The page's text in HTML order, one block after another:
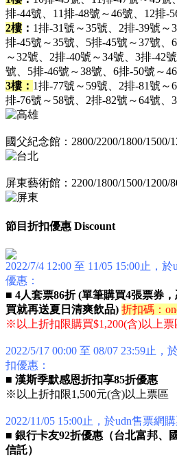
排-44號、11排-48號～46號、12排-
2樓： 1排-31號～35號、2排-39號～
排-45號～35號、5排-45號～37號、
～32號、2排-40號～34號、3排-42
號、5排-46號～38號、 6排-50號～46
3樓： 1排-77號～59號、2排-81號～
排-76號～58號、2排-82號～64號、3
國父紀念館：2800/2200/1800/1500/
屏東藝術館：2200/1800/1500/1200/
節目折扣優惠 Discount
2022/7/4 12:00 至 11/05 15:00止， 於
優惠：
■ 4人套票86折 (單筆購買4張票券，
買就再送夏日清爽飲品) 折扣碼：
※以上折扣限購買$1,200(含)以上票
2022/5/17 00:00 至 08/07 23:59止
扣優惠：
■ 漢斯季默感恩折扣享85折優惠
※以上折扣限1,500元(含)以上票區
2022/11/05 15:00止，於udn售票網
■ 銀行卡友92折優惠（台北富邦、
信託）